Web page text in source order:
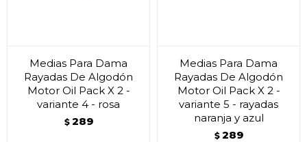
Medias Para Dama
Rayadas De Algodón
Motor Oil Pack X 2 -
variante 4 - rosa
$ 289
Medias Para Dama
Rayadas De Algodón
Motor Oil Pack X 2 -
variante 5 - rayadas
naranja y azul
$ 289